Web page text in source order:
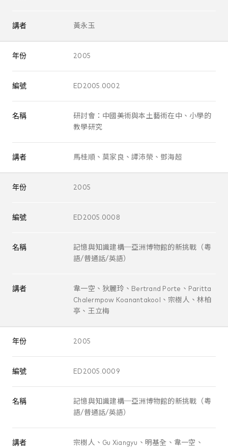
講者 黃永玉
年份 2005
編號 ED2005.0002
名稱
研討會：中國美術與本土藝術在中、小學的
教學研究
講者 馬桂順、莫家良、譚沛榮、鄧海超
年份 2005
編號 ED2005.0008
名稱
記憶與知識建構─亞洲博物館的新挑戰（粵
語/普通話/英語）
講者
韋一空、狄麗玲、Bertrand Porte、Paritta
Chalermpow Koanantakool、宗樹人、林柏
亭、王立梅
年份 2005
編號 ED2005.0009
名稱
記憶與知識建構─亞洲博物館的新挑戰（粵
語/普通話/英語）
講者
宗樹人、Gu Xiangyu、明基全、韋一空、